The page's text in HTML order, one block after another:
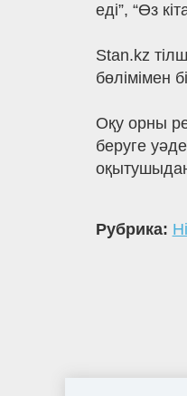
еді”, “Өз
Stan.kz
бөлімімен
Оқу орны
беруге
Рубрика: